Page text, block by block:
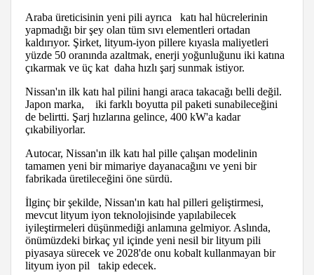
Araba üreticisinin yeni pili ayrıca katı hal hücrelerinin
yapmadığı bir şey olan tüm sıvı elementleri ortadan
kaldırıyor. Şirket, lityum-iyon pillere kıyasla maliyetleri
yüzde 50 oranında azaltmak, enerji yoğunluğunu iki katına
çıkarmak ve üç kat daha hızlı şarj sunmak istiyor.
Nissan'ın ilk katı hal pilini hangi araca takacağı belli değil.
Japon marka, iki farklı boyutta pil paketi sunabileceğini
de belirtti. Şarj hızlarına gelince, 400 kW'a kadar
çıkabiliyorlar.
Autocar, Nissan'ın ilk katı hal pille çalışan modelinin
tamamen yeni bir mimariye dayanacağını ve yeni bir
fabrikada üretileceğini öne sürdü.
İlginç bir şekilde, Nissan'ın katı hal pilleri geliştirmesi,
mevcut lityum iyon teknolojisinde yapılabilecek
iyileştirmeleri düşünmediği anlamına gelmiyor. Aslında,
önümüzdeki birkaç yıl içinde yeni nesil bir lityum pili
piyasaya sürecek ve 2028'de onu kobalt kullanmayan bir
lityum iyon pil takip edecek.